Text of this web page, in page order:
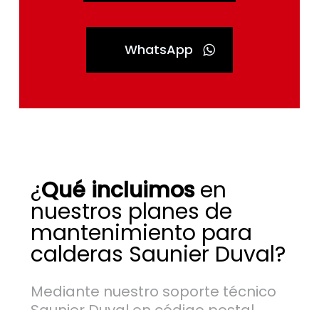
WhatsApp
¿Qué incluimosen
nuestros planes de
mantenimiento para
calderas Saunier Duval?
Mediante nuestro soporte técnico